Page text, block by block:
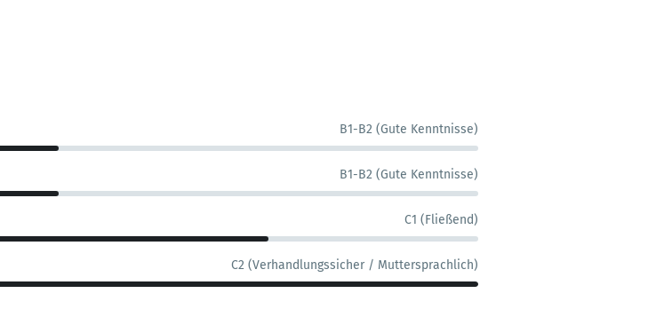
B1-B2 (Gute Kenntnisse)
B1-B2 (Gute Kenntnisse)
C1 (Fließend)
C2 (Verhandlungssicher / Muttersprachlich)